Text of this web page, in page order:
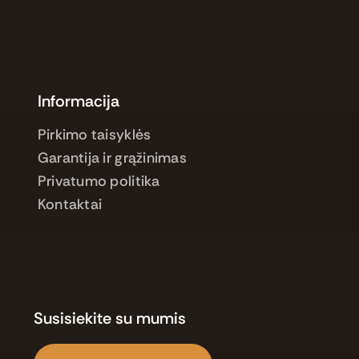
Informacija
Pirkimo taisyklės
Garantija ir grąžinimas
Privatumo politika
Kontaktai
Susisiekite su mumis